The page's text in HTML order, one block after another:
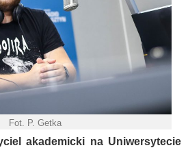
Fot. P. Getka
akademicki na Uniwersytecie